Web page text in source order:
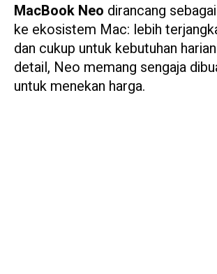
MacBook Neo dirancang
ke ekosistem Mac: lebih
dan cukup untuk kebutuhan
detail, Neo memang sengaja
untuk menekan harga.